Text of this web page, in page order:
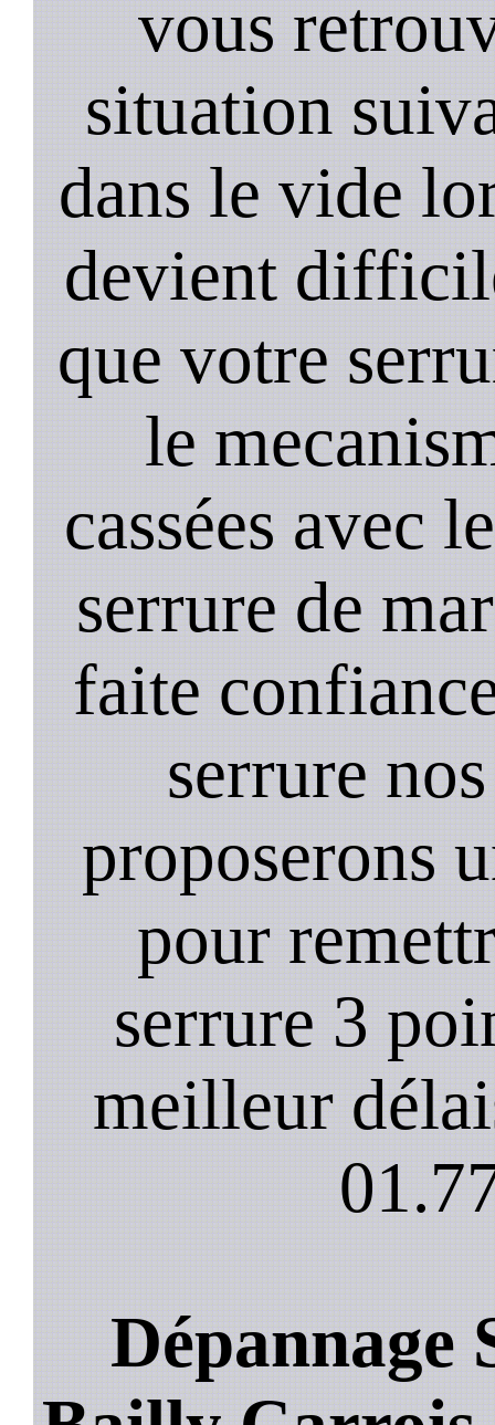
vous
situation
dans le vide
devient
que votre
le
cassées avec
serrure de
faite
serrure
proposerons
pour
serrure 3
meilleur
Dépannage